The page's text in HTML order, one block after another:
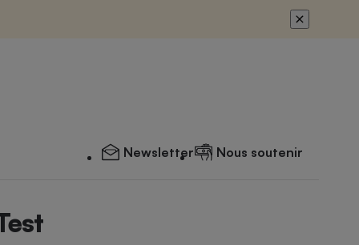
Newsletter Nous soutenir